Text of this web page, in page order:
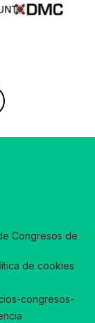
Congresos de
de cookies
congresos-